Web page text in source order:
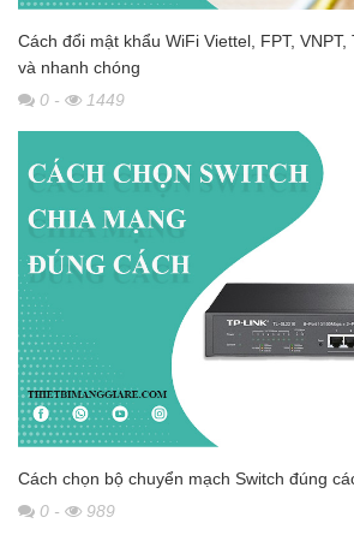
Cách đổi mật khẩu WiFi Viettel, FPT,
và nhanh chóng
0 - 1449
Cách chọn bộ chuyển mạch Switch đúng
0 - 989